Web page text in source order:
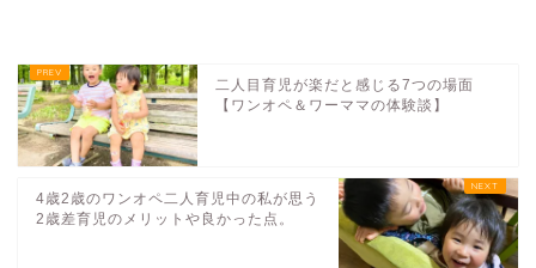
二人目育児が楽だと感じる7つの場面
【ワンオペ＆ワーママの体験談】
4歳2歳のワンオペ二人育児中の私が思う
2歳差育児のメリットや良かった点。